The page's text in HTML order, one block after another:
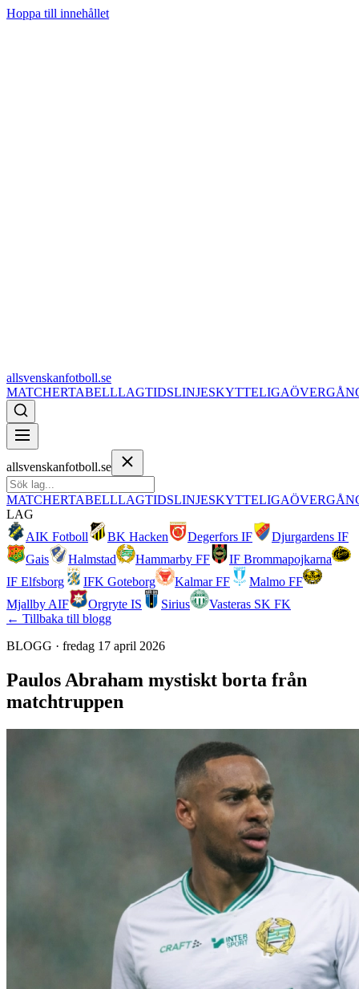
Hoppa till innehållet
allsvenskanfotboll.se
MATCHERTABELLLAGTIDSLINJESKYTTELIGA
allsvenskanfotboll.se
MATCHERTABELLLAGTIDSLINJESKYTTELIGA
LAG
AIK Fotboll
BK Hacken Degerfors IF
Djurgardens IF
Gais
Halmstad Hammarby FF
IF Brommapojkarna
IF Elfsborg
IFK Goteborg Kalmar FF
Malmo FF
Mjallby AIF
Orgryte IS Sirius
Vasteras SK FK
← Tillbaka till blogg
BLOGG · fredag 17 april 2026
Paulos Abraham mystiskt borta från
matchtruppen